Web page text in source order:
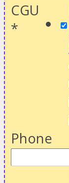
CGU
*
Phone